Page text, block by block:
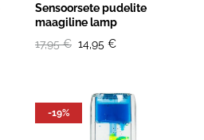
Sensoorsete pudelite
maagiline lamp
17,95 € 14,95 €
-19%